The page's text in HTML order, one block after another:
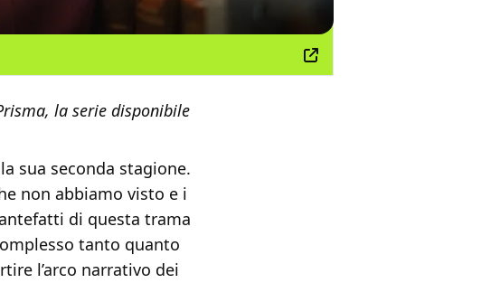
la serie disponibile
sua seconda stagione.
non abbiamo visto e i
di questa trama
tanto quanto
l’arco narrativo dei